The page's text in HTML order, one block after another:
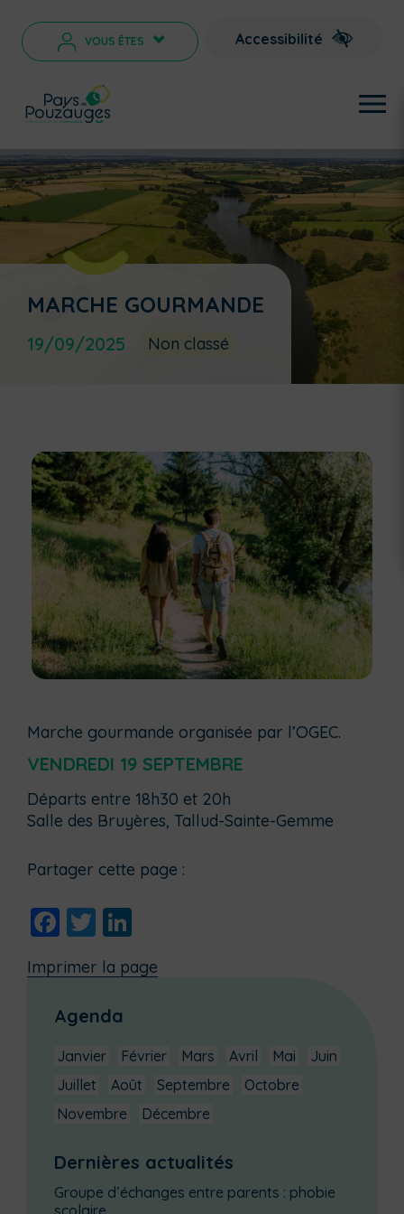
VOUS ÊTES > Accessibilité
MARCHE GOURMANDE
19/09/2025 Non classé
Marche gourmande organisée par l’OGEC.
VENDREDI 19 SEPTEMBRE
Départs entre 18h30 et 20h
Salle des Bruyères, Tallud-Sainte-Gemme
Partager cette page :
Facebook
Twitter
Imprimer la page
Agenda
Janvier Février Mars Avril Mai
Juin
Juillet
Août Septembre
Octobre
Novembre
Décembre
Dernières actualités
Groupe d’échanges entre parents : phobie
scolaire